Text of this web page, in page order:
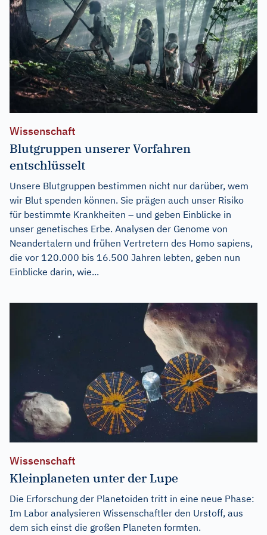
Wissenschaft
Blutgruppen unserer Vorfahren
entschlüsselt
Unsere Blutgruppen bestimmen nicht nur darüber, wem
wir Blut spenden können. Sie prägen auch unser Risiko
für bestimmte Krankheiten – und geben Einblicke in
unser genetisches Erbe. Analysen der Genome von
Neandertalern und frühen Vertretern des Homo sapiens,
die vor 120.000 bis 16.500 Jahren lebten, geben nun
Einblicke darin, wie...
Wissenschaft
Kleinplaneten unter der Lupe
Die Erforschung der Planetoiden tritt in eine neue Phase:
Im Labor analysieren Wissenschaftler den Urstoff, aus
dem sich einst die großen Planeten formten.